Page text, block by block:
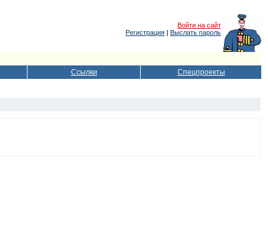
Войти на сайт
Регистрация | Выслать пароль
Ссылки Спецпроекты